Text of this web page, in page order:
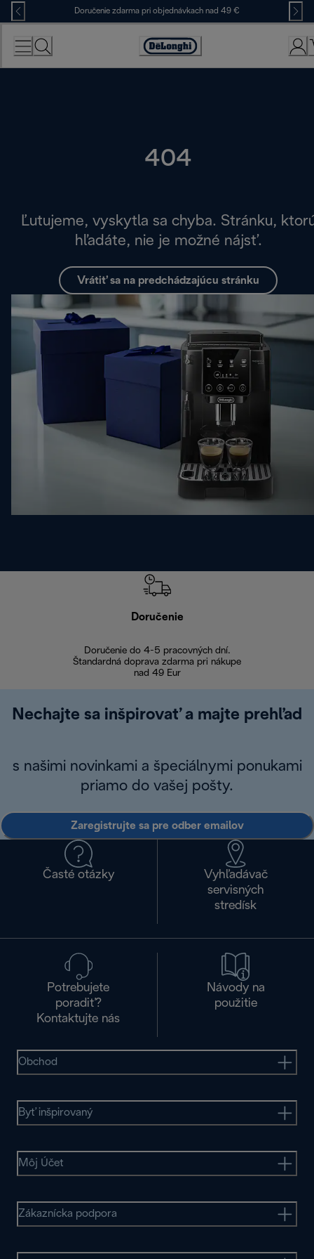
Skip
to
Content
Doručenie zdarma pri objednávkach nad 49 €
Accessibility
Statement
404
Ľutujeme, vyskytla sa chyba. Stránku,
hľadáte, nie je možné nájsť.
Vrátiť sa na predchádzajúcu stránku
Doručenie
Doručenie do 4-5 pracovných dní.
Štandardná doprava zdarma pri nákupe
nad 49 Eur
Nechajte sa inšpirovať a majte prehľad
s našimi novinkami a špeciálnymi ponukami
priamo do vašej pošty.
Zaregistrujte sa pre odber emailov
Časté otázky
Vyhľadávač
servisných
stredísk
Potrebujete
poradiť?
Kontaktujte nás
Návody na
použitie
Obchod
Byť inšpirovaný
Môj Účet
Zákaznícka podpora